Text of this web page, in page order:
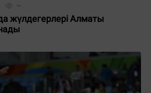
жүлдегерлері Алматы